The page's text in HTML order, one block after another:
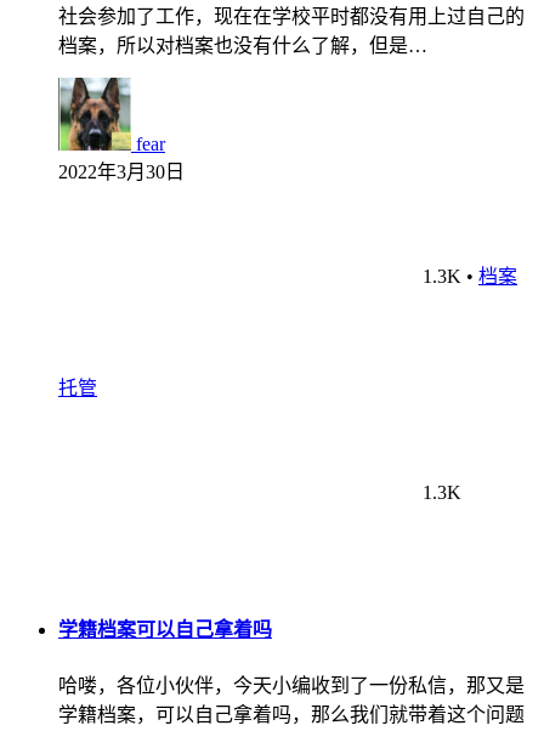
社会参加了工作，现在在学校平时都没有用上过自己的
档案，所以对档案也没有什么了解，但是…
fear
2022年3月30日
1.3K • 档案
托管
1.3K
学籍档案可以自己拿着吗
哈喽，各位小伙伴，今天小编收到了一份私信，那又是
学籍档案，可以自己拿着吗，那么我们就带着这个问题